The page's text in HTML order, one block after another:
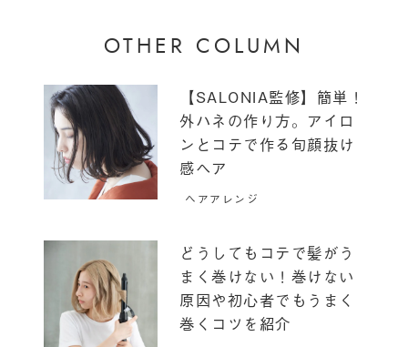
OTHER COLUMN
【SALONIA監修】簡単！
外ハネの作り方。アイロ
ンとコテで作る旬顔抜け
感ヘア
ヘアアレンジ
どうしてもコテで髪がう
まく巻けない！巻けない
原因や初心者でもうまく
巻くコツを紹介